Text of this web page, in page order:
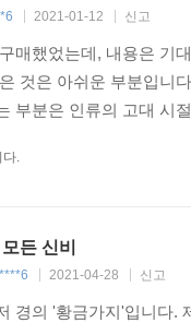
2021-01-12 신고
매했었는데, 내용은 기
것은 아쉬운 부분입니
부분은 인류의 고대 시
다.
든 신비
2021-04-28 신고
경의 '황금가지'입니다.